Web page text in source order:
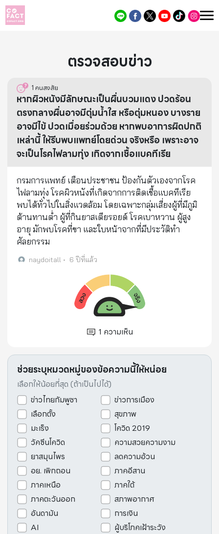
ตรวจสอบข่าว
1 คนสงสัย
หากผิวหนังมีลักษณะเป็นผื่นบวมแดง ปวดร้อน
ตรงกลางผื่นอาจมีตุ่มน้ำใส หรือตุ่มหนอง บางราย
อาจมีไข้ ปวดเมื่อยร่วมด้วย หากพบอาการผิดปกติ
เหล่านี้ ให้รีบพบแพทย์โดยด่วน จริงหรือ เพราะอาจ
จะเป็นโรคไฟลามทุ่ง เกิดจากเชื้อแบคทีเรีย
กรมการแพทย์ เตือนประชาชน ป้องกันตัวเองจากโรค
ไฟลามทุ่ง โรคผิวหนังที่เกิดจากการติดเชื้อแบคทีเรีย
พบได้ทั่วไปในสิ่งแวดล้อม โดยเฉพาะกลุ่มเสี่ยงผู้ที่มีภูมิ
ต้านทานต่ำ ผู้ที่กินยาสเตียรอยด์ โรคเบาหวาน ผู้สูง
อายุ มักพบโรคที่ขา และใบหน้าจากที่มีประวัติทำ
ศัลยกรรม
naydoitall• 6 ปีที่แล้ว
1 ความเห็น
ช่วยระบุหมวดหมู่ของข้อความนี้ให้หน่อย
เลือกให้น้อยที่สุด (ถ้าเป็นไปได้)
ข่าวไทยกัมพูชา
ข่าวการเมือง
เลือกตั้ง
สุขภาพ
มะเร็ง
โควิด 2019
วัคซีนโควิด
ความสวยความงาม
ยาสมุนไพร
ลดความอ้วน
อย. เพิกถอน
ภาคอีสาน
ภาคเหนือ
ภาคใต้
ภาคตะวันออก
สภาพอากาศ
อันดามัน
การเงิน
AI
ผู้บริโภคเฝ้าระวัง